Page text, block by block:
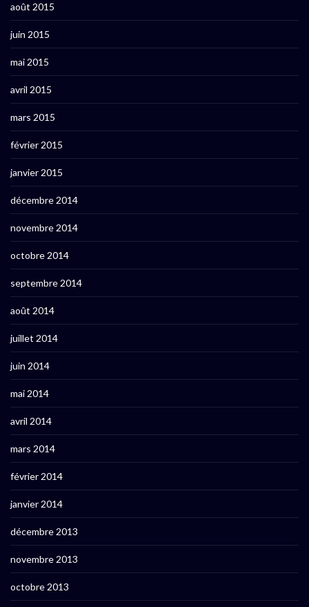
août 2015
juin 2015
mai 2015
avril 2015
mars 2015
février 2015
janvier 2015
décembre 2014
novembre 2014
octobre 2014
septembre 2014
août 2014
juillet 2014
juin 2014
mai 2014
avril 2014
mars 2014
février 2014
janvier 2014
décembre 2013
novembre 2013
octobre 2013